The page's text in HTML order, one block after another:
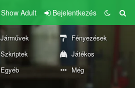
Show Adult Bejelentkezés
Járművek
Fényezések
Szkriptek
Játékos
Egyéb Még